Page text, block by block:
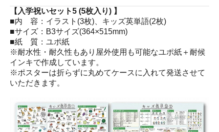
【入学祝いセット5 (5枚入り) 】
■内 容：イラスト(3枚)、キッズ英単語(2枚)
■サイズ：B3サイズ(364×515mm)
■紙 質：ユポ紙
※耐水性・耐久性もあり屋外使用も可能なユポ紙＋耐候
インキで作成しています。
※ポスターは折らずに丸めてケースに入れて発送させて
いただきます。